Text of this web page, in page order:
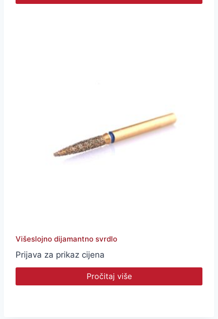
Višeslojno dijamantno svrdlo
Prijava za prikaz cijena
Pročitaj više